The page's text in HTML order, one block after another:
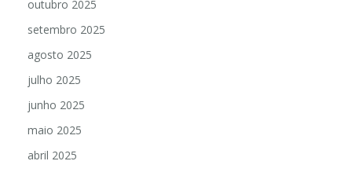
outubro 2025
setembro 2025
agosto 2025
julho 2025
junho 2025
maio 2025
abril 2025